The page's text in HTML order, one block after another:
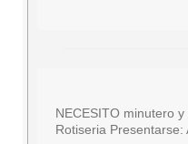
NECESITO minutero
Rotiseria Presentarse: